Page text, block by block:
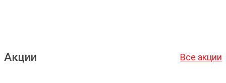
Акции Все акции